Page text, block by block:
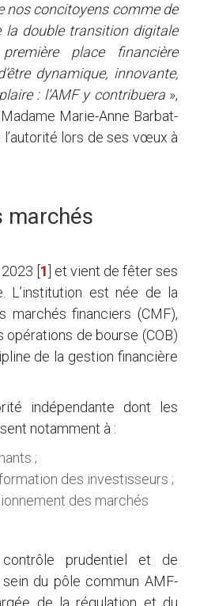
nos concitoyens comme de
la double transition digitale
place financière
dynamique, innovante,
: l’AMF y contribuera»,
Marie-Anne Barbat-
lors de ses vœux à
marchés
1 et vient de fêter ses
L’institution est née de la
marchés financiers (CMF),
opérations de bourse (COB)
de la gestion financière
indépendante dont les
notamment à :
;
des investisseurs ;
des marchés
prudentiel et de
du pôle commun AMF-
de la régulation et du